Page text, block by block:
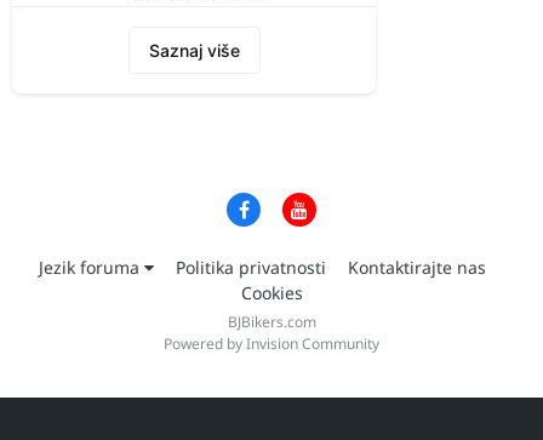
Saznaj više
Jezik foruma Politika privatnosti
Kontaktirajte nas
Cookies
BJBikers.com
Powered by Invision Community